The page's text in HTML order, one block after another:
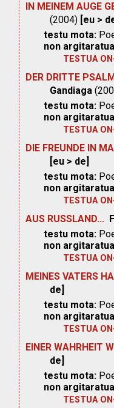
IN MEINEM AUGE
(2004) [eu >
testu mota:
non
TESTUA
DER DRITTE
Gandiaga
testu mota:
non
TESTUA
DIE FREUNDE IN
[eu > de]
testu mota:
non
TESTUA
AUS RUSSLAND...
testu mota:
non
TESTUA
MEINES VATERS
de]
testu mota:
non
TESTUA
EINER WAHRHEIT
de]
testu mota:
non
TESTUA